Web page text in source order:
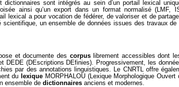
dictionnaires sont intégrés au sein d’un portail lexical
ainsi qu’un export dans un format normalisé (LMF,
lexical a pour vocation de fédérer, de valoriser et de
scientifique, un ensemble de données issues des travaux de
et documente des corpuslibrement accessibles dont
DEDE (DEscriptions DEfinies). Progressivement, les
par des annotations linguistiques. Le CNRTL offre
du
lexique MORPHALOU (Lexique Morphologique Ouvert
ensemble de dictionnaires anciens et modernes.